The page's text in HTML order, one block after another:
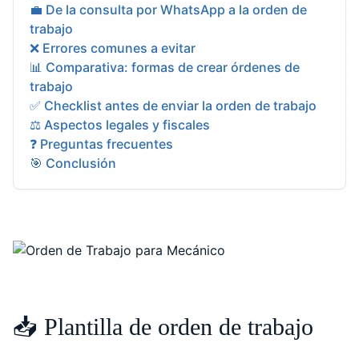
💼 De la consulta por WhatsApp a la orden de
trabajo
❌ Errores comunes a evitar
📊 Comparativa: formas de crear órdenes de
trabajo
✅ Checklist antes de enviar la orden de trabajo
⚖️ Aspectos legales y fiscales
❓ Preguntas frecuentes
🎯 Conclusión
📥 Plantilla de orden de trabajo